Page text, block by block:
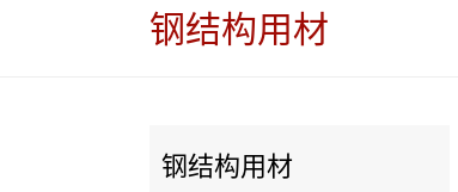
钢结构用材
钢结构用材